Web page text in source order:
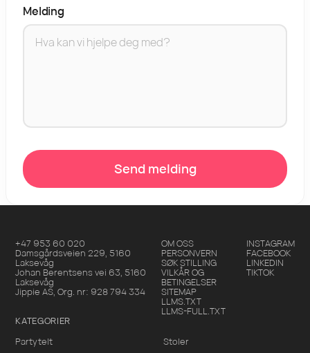
Melding
Send melding
+47 953 60 020
Damsgårdsveien 229,5160
Laksevåg
Johan Berentsens vei 63,5160
Laksevåg
Jippie AS, Org. nr: 928 794 334
OM OSS
PERSONVERN
SØK STILLING
VILKÅR OG
BETINGELSER
SITEMAP
LLMS.TXT
LLMS-FULL.TXT
INSTAGRAM
FACEBOOK
LINKEDIN
TIKTOK
KATEGORIER
Partytelt
Stoler